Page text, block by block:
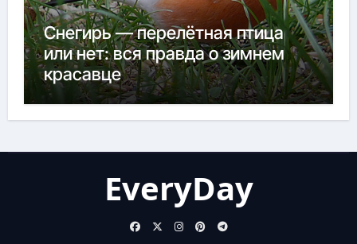
Снегирь — перелётная птица
или нет: вся правда о зимнем
красавце
EveryDay